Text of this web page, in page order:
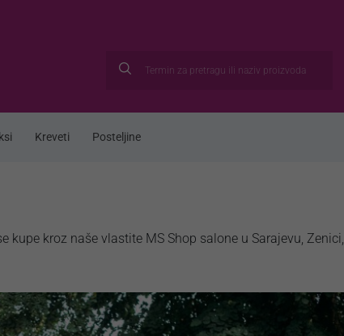
Kreveti Posteljine
kroz naše vlastite MS Shop salone u Sarajevu, Zenici,